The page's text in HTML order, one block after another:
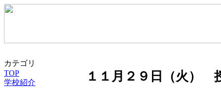
カテゴリ
TOP
学校紹介
１１月２９日（火）